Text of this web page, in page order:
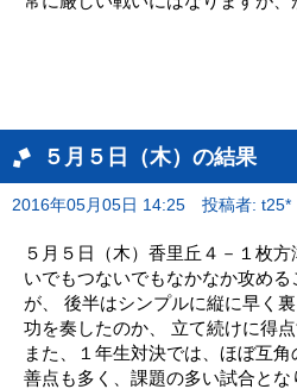
５月５日（木）の結果
2016年05月05日 14:25 投稿者: t25*
５月５日（木）香里丘４－１枚
いでもつないでもなかなか攻め
が、 後半はシンプルに縦に早く
功を奏したのか、 立て続けに得
また、１年生対決では、ほぼ互
善点も多く、課題の多い試合と